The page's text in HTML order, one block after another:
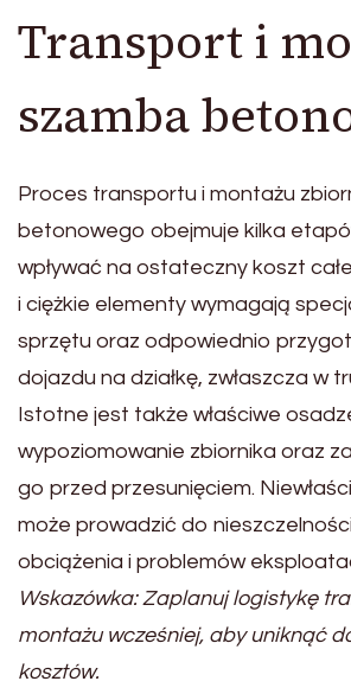
Transport i
szamba
Proces transportu i montażu
betonowego obejmuje kilka
wpływać na ostateczny koszt
i ciężkie elementy wymagają
sprzętu oraz odpowiednio
dojazdu na działkę, zwłaszcza w
Istotne jest także właściwe
wypoziomowanie zbiornika oraz
go przed przesunięciem.
może prowadzić do
obciążenia i problemów
Wskazówka: Zaplanuj logistykę
montażu wcześniej, aby uniknąć
kosztów.